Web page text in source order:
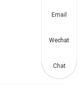
Email
Wechat
Chat